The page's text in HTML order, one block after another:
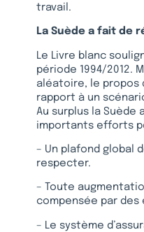
travail.
La Suède a fait de
Le Livre blanc
période 1994/2012.
aléatoire, le propos
rapport à un
Au surplus la Suède
importants efforts
– Un plafond global
respecter.
– Toute
compensée par des
– Le système